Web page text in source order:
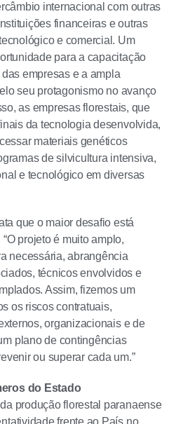
internacional com outras
financeiras e outras
e comercial. Um
para a capacitação
empresas e a ampla
seu protagonismo no avanço
as empresas florestais, que
da tecnologia desenvolvida,
materiais genéticos
de silvicultura intensiva,
e tecnológico em diversas
que o maior desafio está
projeto é muito amplo,
necessária, abrangência
técnicos envolvidos e
Assim, fizemos um
os riscos contratuais,
organizacionais e de
plano de contingências
ou superar cada um.”
do Estado
produção florestal paranaense
frente ao País no